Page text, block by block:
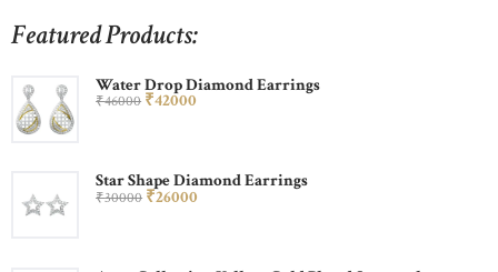
Featured Products:
Water Drop Diamond Earrings
₹46000 ₹42000
Star Shape Diamond Earrings
₹30000 ₹26000